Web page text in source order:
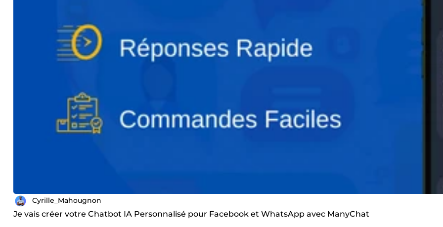
Cyrille_Mahougnon
Je vais créer votre Chatbot IA Personnalisé pour Facebook et WhatsApp avec ManyChat